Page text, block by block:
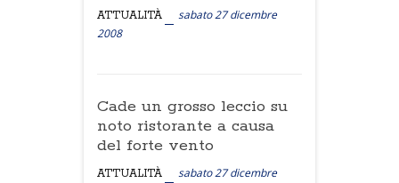
ATTUALITÀ
sabato 27 dicembre
2008
Cade un grosso leccio su
noto ristorante a causa
del forte vento
ATTUALITÀ
sabato 27 dicembre